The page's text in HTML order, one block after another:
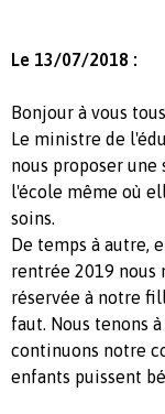
Le 13/07/2018 :
Bonjour à vous
Le ministre de
nous proposer
l'école même où
soins.
De temps à autre,
rentrée 2019 nous
réservée à notre
faut. Nous tenons
continuons notre
enfants puissent